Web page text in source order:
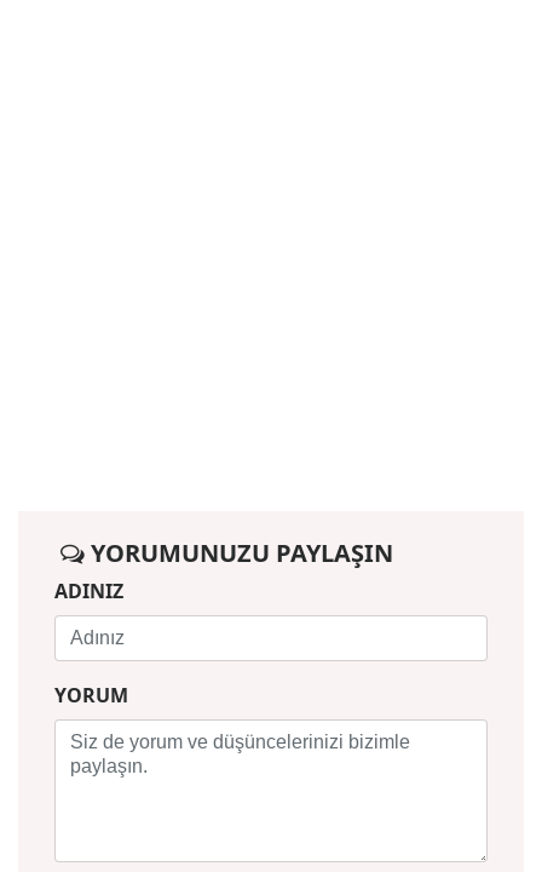
YORUMUNUZU PAYLAŞIN
ADINIZ
YORUM